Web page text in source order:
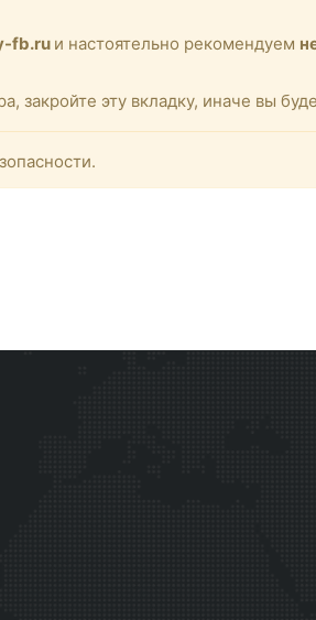
fb.ru и настоятельно рекомендуем
закройте эту вкладку, иначе вы